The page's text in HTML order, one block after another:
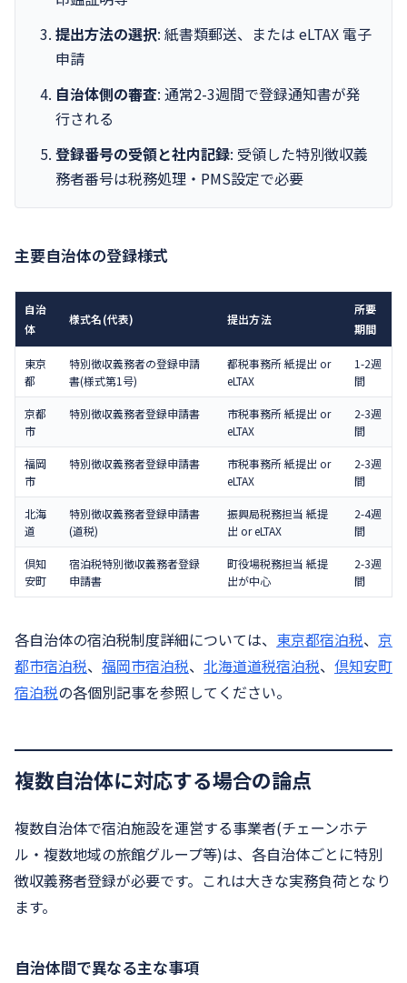
提出方法の選択: 紙書類郵送、または eLTAX 電子
申請
自治体側の審査: 通常2-3週間で登録通知書が発
行される
登録番号の受領と社内記録: 受領した特別徴収義
務者番号は税務処理・PMS設定で必要
主要自治体の登録様式
自治
体
様式名(代表) 提出方法
所要
期間
東京
都
特別徴収義務者の登録申請
書(様式第1号)
都税事務所 紙提出 or
eLTAX
1-2週
間
京都
市
特別徴収義務者登録申請書
市税事務所 紙提出 or
eLTAX
2-3週
間
福岡
市
特別徴収義務者登録申請書
市税事務所 紙提出 or
eLTAX
2-3週
間
北海
道
特別徴収義務者登録申請書
(道税)
振興局税務担当 紙提
出 or eLTAX
2-4週
間
倶知
安町
宿泊税特別徴収義務者登録
申請書
町役場税務担当 紙提
出が中心
2-3週
間
各自治体の宿泊税制度詳細については、 東京都宿泊税、 京
都市宿泊税、 福岡市宿泊税、 北海道道税宿泊税、 倶知安町
宿泊税の各個別記事を参照してください。
複数自治体に対応する場合の論点
複数自治体で宿泊施設を運営する事業者(チェーンホテ
ル・複数地域の旅館グループ等)は、各自治体ごとに特別
徴収義務者登録が必要です。これは大きな実務負荷となり
ます。
自治体間で異なる主な事項